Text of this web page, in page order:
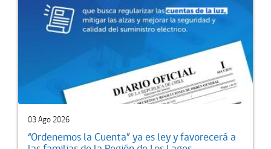
03 Ago 2026
“Ordenemos la Cuenta” ya es ley y favorecerá a